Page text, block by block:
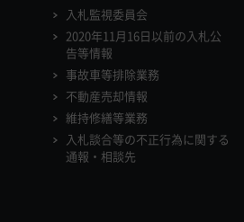
入札監視委員会
2020年11月16日以前の入札公
告等情報
事故車等排除業務
不動産売却情報
維持修繕等業務
入札談合等の不正行為に関する
通報・相談先